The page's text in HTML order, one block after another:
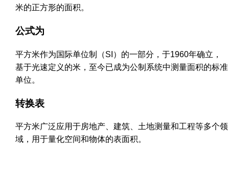
米的正方形的面积。
公式为
平方米作为国际单位制（SI）的一部分，于1960年确立，
基于光速定义的米，至今已成为公制系统中测量面积的标准
单位。
转换表
平方米广泛应用于房地产、建筑、土地测量和工程等多个领
域，用于量化空间和物体的表面积。